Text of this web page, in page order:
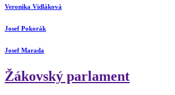
Veronika Vidláková
Josef Pokorák
Josef Marada
Žákovský parlament